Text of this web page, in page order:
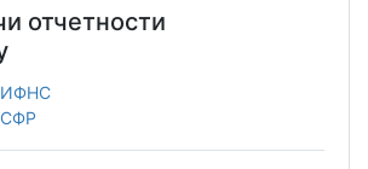
отчетности
ИФНС
СФР